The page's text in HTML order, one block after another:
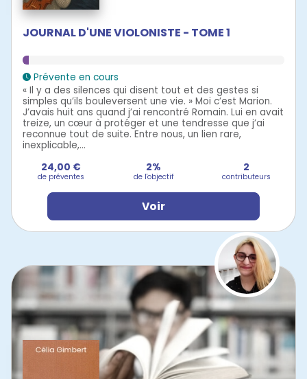
JOURNAL D'UNE VIOLONISTE - TOME 1
Prévente en cours
« Il y a des silences qui disent tout et des gestes si
simples qu’ils bouleversent une vie. » Moi c’est Marion.
J’avais huit ans quand j’ai rencontré Romain. Lui en avait
treize, un cœur à protéger et une tendresse que j’ai
reconnue tout de suite. Entre nous, un lien rare,
inexplicable,...
24,00 €
de préventes
2%
de l'objectif
2
contributeurs
Voir